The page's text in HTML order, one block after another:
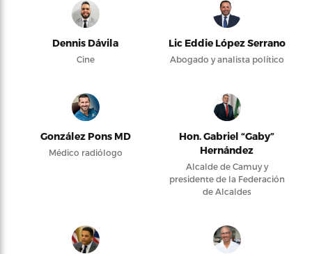
Dennis Dávila
Cine
Lic Eddie López Serrano
Abogado y analista político
González Pons MD
Médico radiólogo
Hon. Gabriel “Gaby”
Hernández
Alcalde de Camuy y
presidente de la Federación
de Alcaldes